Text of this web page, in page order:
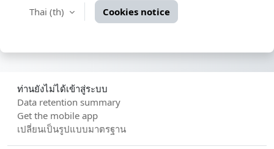
Thai ‎(th)‎ Cookies notice
ท่านยังไม่ได้เข้าสู่ระบบ
Data retention summary
Get the mobile app
เปลี่ยนเป็นรูปแบบมาตรฐาน